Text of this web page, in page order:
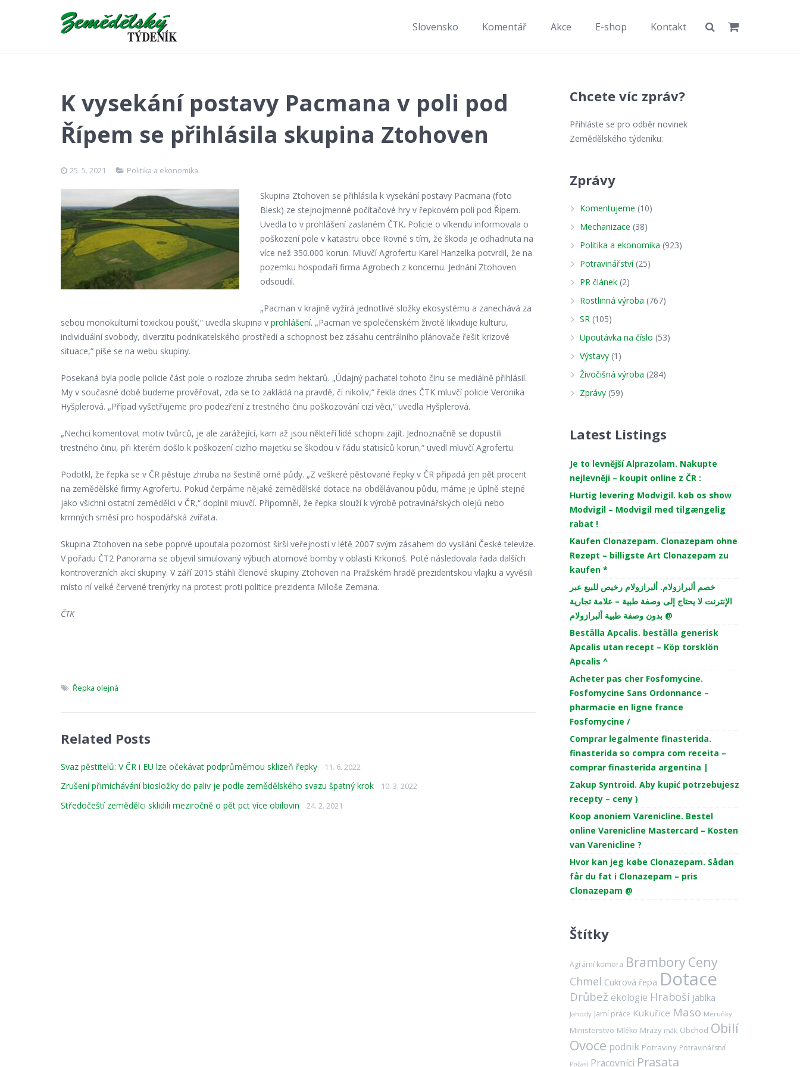
Slovensko Komentář Akce E-shop Kontakt
K vysekání postavy Pacmana v poli pod
Řípem se přihlásila skupina Ztohoven
25. 5. 2021 Politika a ekonomika
Skupina Ztohoven se přihlásila k vysekání postavy Pacmana (foto
Blesk) ze stejnojmenné počítačové hry v řepkovém poli pod Řípem.
Uvedla to v prohlášení zaslaném ČTK. Policie o víkendu informovala o
poškození pole v katastru obce Rovné s tím, že škoda je odhadnuta na
více než 350.000 korun. Mluvčí Agrofertu Karel Hanzelka potvrdil, že na
pozemku hospodaří firma Agrobech z koncernu. Jednání Ztohoven
odsoudil.
„Pacman v krajině vyžírá jednotlivé složky ekosystému a zanechává za
sebou monokulturní toxickou poušť,“ uvedla skupina v prohlášení. „Pacman ve společenském životě likviduje kulturu,
individuální svobody, diverzitu podnikatelského prostředí a schopnost bez zásahu centrálního plánovače řešit krizové
situace,“ píše se na webu skupiny.
Posekaná byla podle policie část pole o rozloze zhruba sedm hektarů. „Údajný pachatel tohoto činu se mediálně přihlásil.
My v současné době budeme prověřovat, zda se to zakládá na pravdě, či nikoliv,“ řekla dnes ČTK mluvčí policie Veronika
Hyšplerová. „Případ vyšetřujeme pro podezření z trestného činu poškozování cizí věci,“ uvedla Hyšplerová.
„Nechci komentovat motiv tvůrců, je ale zarážející, kam až jsou někteří lidé schopni zajít. Jednoznačně se dopustili
trestného činu, při kterém došlo k poškození cizího majetku se škodou v řádu statisíců korun,“ uvedl mluvčí Agrofertu.
Podotkl, že řepka se v ČR pěstuje zhruba na šestině orné půdy. „Z veškeré pěstované řepky v ČR připadá jen pět procent
na zemědělské firmy Agrofertu. Pokud čerpáme nějaké zemědělské dotace na obdělávanou půdu, máme je úplně stejné
jako všichni ostatní zemědělci v ČR,“ doplnil mluvčí. Připomněl, že řepka slouží k výrobě potravinářských olejů nebo
krmných směsí pro hospodářská zvířata.
Skupina Ztohoven na sebe poprvé upoutala pozornost širší veřejnosti v létě 2007 svým zásahem do vysílání České televize.
V pořadu ČT2 Panorama se objevil simulovaný výbuch atomové bomby v oblasti Krkonoš. Poté následovala řada dalších
kontroverzních akcí skupiny. V září 2015 stáhli členové skupiny Ztohoven na Pražském hradě prezidentskou vlajku a vyvěsili
místo ní velké červené trenýrky na protest proti politice prezidenta Miloše Zemana.
ČTK
Řepka olejná
Related Posts
Svaz pěstitelů: V ČR i EU lze očekávat podprůměrnou sklizeň řepky 11. 6. 2022
Zrušení přimíchávání biosložky do paliv je podle zemědělského svazu špatný krok 10. 3. 2022
Středočeští zemědělci sklidili meziročně o pět pct více obilovin 24. 2. 2021
Chcete víc zpráv?
Přihláste se pro odběr novinek
Zemědělského týdeníku:
Zprávy
Komentujeme (10)
Mechanizace (38)
Politika a ekonomika (923)
Potravinářství(25)
PR článek(2)
Rostlinná výroba (767)
SR(105)
Upoutávka na číslo (53)
Výstavy(1)
Živočišná výroba (284)
Zprávy(59)
Latest Listings
Je to levnější Alprazolam. Nakupte
nejlevněji – koupit online z ČR :
Hurtig levering Modvigil. køb os show
Modvigil – Modvigil med tilgængelig
rabat !
Kaufen Clonazepam. Clonazepam ohne
Rezept – billigste Art Clonazepam zu
kaufen *
خصم ألبرازولام. ألبرازولام رخيص للبيع عبر
الإنترنت لا يحتاج إلى وصفة طبية – علامة تجارية
بدون وصفة طبية ألبرازولام @
Beställa Apcalis. beställa generisk
Apcalis utan recept – Köp torsklön
Apcalis ^
Acheter pas cher Fosfomycine.
Fosfomycine Sans Ordonnance –
pharmacie en ligne france
Fosfomycine /
Comprar legalmente finasterida.
finasterida so compra com receita –
comprar finasterida argentina |
Zakup Syntroid. Aby kupić potrzebujesz
recepty – ceny )
Koop anoniem Varenicline. Bestel
online Varenicline Mastercard – Kosten
van Varenicline ?
Hvor kan jeg købe Clonazepam. Sådan
får du fat i Clonazepam – pris
Clonazepam @
Štítky
Agrární komora Brambory Ceny
Chmel Cukrová řepa Dotace
Drůbež ekologie Hraboši Jablka
Jahody Jarní práce Kukuřice Maso Meruňky
Ministerstvo Mléko Mrazy mák Obchod Obilí
Ovoce podnik Potraviny Potravinářství
Počasí Pracovníci Prasata